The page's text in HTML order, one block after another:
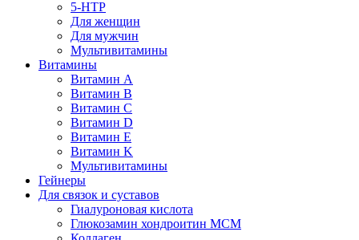
5-HTP
Для женщин
Для мужчин
Мультивитамины
Витамины
Витамин A
Витамин B
Витамин C
Витамин D
Витамин E
Витамин K
Мультивитамины
Гейнеры
Для связок и суставов
Гиалуроновая кислота
Глюкозамин хондроитин МСМ